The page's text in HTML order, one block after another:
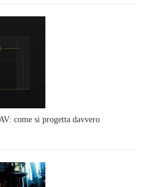
come si progetta davvero